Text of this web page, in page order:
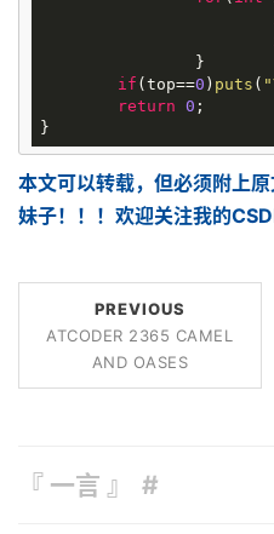
if (top==0 ) puts (
return 0 ;
本文可以转载，但必须附上
妹子！！！欢迎关注我的
PREVIOUS
ATCODER 2365 CAMEL
AND OASES
『 一言 』